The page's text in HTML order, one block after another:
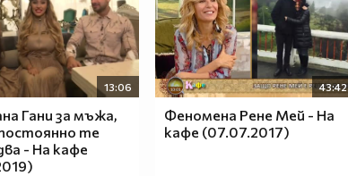
13:06
Гани за мъжа,
те
- На кафе
43:42
Феномена Рене Мей - На
кафе (07.07.2017)